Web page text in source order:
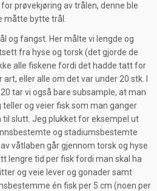
prøvekjøring av trålen, denne ble
måtte bytte trål.
og fangst. Her målte vi lengde og
fra hyse og torsk (det gjorde de
alle fiskene fordi det hadde tatt for
eller alle om det var under 20 stk. I
tar vi også bare subsample, at man
og veier fisk som man ganger
slutt. Jeg plukket for eksempel ut
og stadiumsbestemte
våtlaben går gjennom torsk og hyse
lengre tid per fisk fordi man skal ha
og veie lever og gonader samt
én fisk per 5 cm (noen per